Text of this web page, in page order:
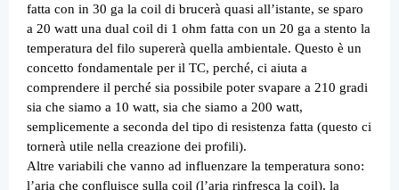
fatta con in 30 ga la coil di brucerà quasi all’istante, se sparo
a 20 watt una dual coil di 1 ohm fatta con un 20 ga a stento la
temperatura del filo supererà quella ambientale. Questo è un
concetto fondamentale per il TC, perché, ci aiuta a
comprendere il perché sia possibile poter svapare a 210 gradi
sia che siamo a 10 watt, sia che siamo a 200 watt,
semplicemente a seconda del tipo di resistenza fatta (questo ci
tornerà utile nella creazione dei profili).
Altre variabili che vanno ad influenzare la temperatura sono:
l’aria che confluisce sulla coil (l’aria rinfresca la coil), la